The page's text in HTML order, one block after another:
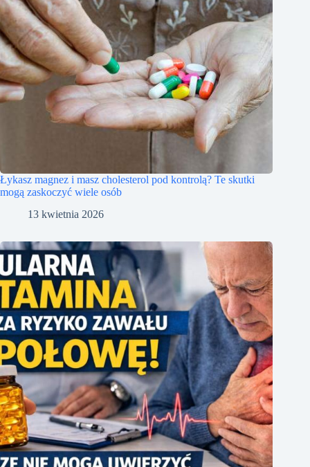
Łykasz magnez i masz cholesterol pod kontrolą? Te skutki
mogą zaskoczyć wiele osób
13 kwietnia 2026